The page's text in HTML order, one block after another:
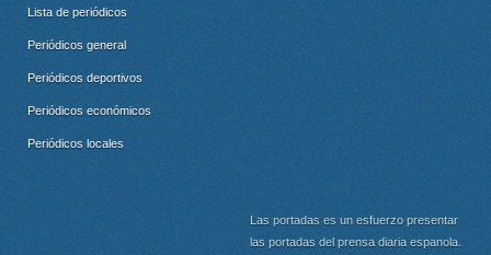
Lista de periódicos
Periódicos general
Periódicos deportivos
Periódicos económicos
Periódicos locales
Las portadas es un esfuerzo presentar
las portadas del prensa diaria espanola.